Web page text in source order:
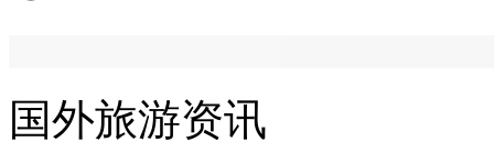
国外旅游资讯